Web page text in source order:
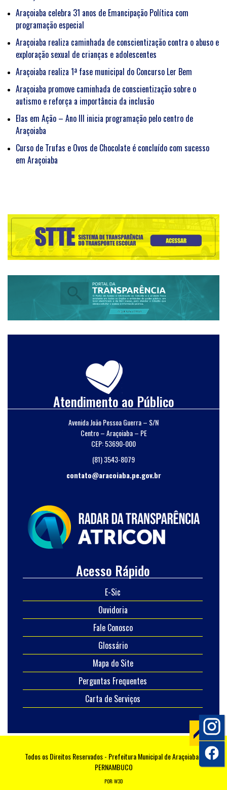
Araçoiaba celebra 31 anos de Emancipação Política com
programação especial
Araçoiaba realiza caminhada de conscientização contra o abuso e
exploração sexual de crianças e adolescentes
Araçoiaba realiza 1ª fase municipal do Concurso Ler Bem
Araçoiaba promove caminhada de conscientização sobre o
autismo e reforça a importância da inclusão
Elas em Ação – Ano III inicia programação pelo centro de
Araçoiaba
Curso de Trufas e Ovos de Chocolate é concluído com sucesso
em Araçoiaba
Atendimento ao Público
Avenida João Pessoa Guerra – S/N
Centro – Araçoiaba – PE
CEP: 53690-000
(81) 3543-8079
contato@aracoiaba.pe.gov.br
Acesso Rápido
E-Sic
Ouvidoria
Fale Conosco
Glossário
Mapa do Site
Perguntas Frequentes
Carta de Serviços
Todos os Direitos Reservados - Prefeitura Municipal de Araçoiaba -
PERNAMBUCO
POR: W3D